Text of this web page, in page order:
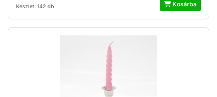
Készlet: 142 db Kosárba